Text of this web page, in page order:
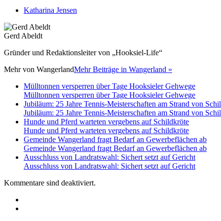
Katharina Jensen
Gerd Abeldt
Gründer und Redaktionsleiter von „Hooksiel-Life“
Mehr von WangerlandMehr Beiträge in Wangerland »
Mülltonnen versperren über Tage Hooksieler Gehwege
Mülltonnen versperren über Tage Hooksieler Gehwege
Jubiläum: 25 Jahre Tennis-Meisterschaften am Strand von
Jubiläum: 25 Jahre Tennis-Meisterschaften am Strand von
Hunde und Pferd warteten vergebens auf Schildkröte
Hunde und Pferd warteten vergebens auf Schildkröte
Gemeinde Wangerland fragt Bedarf an Gewerbeflächen ab
Gemeinde Wangerland fragt Bedarf an Gewerbeflächen ab
Ausschluss von Landratswahl: Sichert setzt auf Gericht
Ausschluss von Landratswahl: Sichert setzt auf Gericht
Kommentare sind deaktiviert.